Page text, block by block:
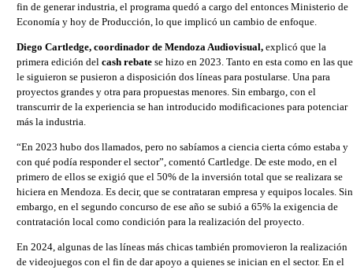
fin de generar industria, el programa quedó a cargo del entonces Ministerio de
Economía y hoy de Producción, lo que implicó un cambio de enfoque.
Diego Cartledge, coordinador de Mendoza Audiovisual, explicó que la
primera edición del cash rebate se hizo en 2023. Tanto en esta como en las que
le siguieron se pusieron a disposición dos líneas para postularse. Una para
proyectos grandes y otra para propuestas menores. Sin embargo, con el
transcurrir de la experiencia se han introducido modificaciones para potenciar
más la industria.
“En 2023 hubo dos llamados, pero no sabíamos a ciencia cierta cómo estaba y
con qué podía responder el sector”, comentó Cartledge. De este modo, en el
primero de ellos se exigió que el 50% de la inversión total que se realizara se
hiciera en Mendoza. Es decir, que se contrataran empresa y equipos locales. Sin
embargo, en el segundo concurso de ese año se subió a 65% la exigencia de
contratación local como condición para la realización del proyecto.
En 2024, algunas de las líneas más chicas también promovieron la realización
de videojuegos con el fin de dar apoyo a quienes se inician en el sector. En el